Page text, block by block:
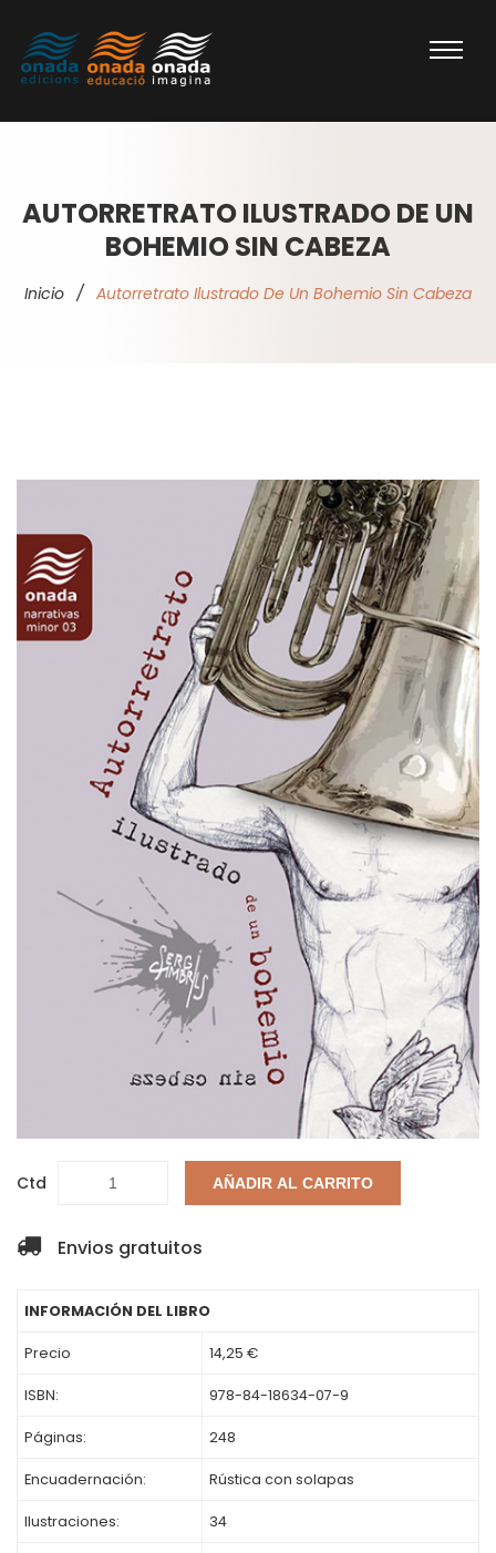
AUTORRETRATO ILUSTRADO DE UN
BOHEMIO SIN CABEZA
Inicio / Autorretrato Ilustrado De Un Bohemio Sin Cabeza
Ctd AÑADIR AL CARRITO
Envios gratuitos
INFORMACIÓN DEL LIBRO
Precio 14,25 €
ISBN: 978-84-18634-07-9
Páginas: 248
Encuadernación: Rústica con solapas
Ilustraciones: 34